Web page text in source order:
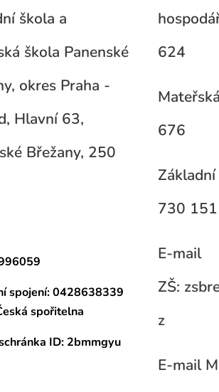
škola a
škola Panenské
okres Praha -
Hlavní 63,
Břežany, 250
spojení:0428638339
spořitelna
ID: 2bmmgyu
624
676
730
E-mail
ZŠ:
z
E-mail